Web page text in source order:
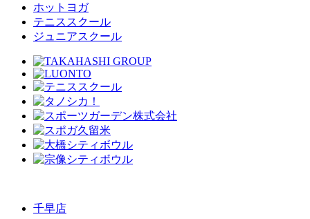
ホットヨガ
テニススクール
ジュニアスクール
千早店